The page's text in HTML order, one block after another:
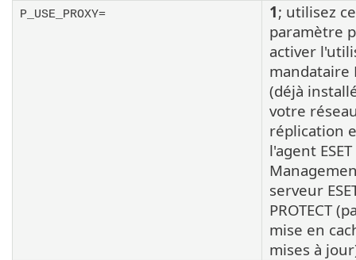
P_USE_PROXY= 1; utilisez ce
paramètre
activer
mandataire
(déjà
votre
réplication
l'agent ESET
serveur
PROTECT
mise en
mises à